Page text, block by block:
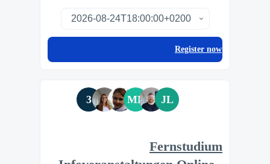
Register now
JL
MF
3
Fernstudium